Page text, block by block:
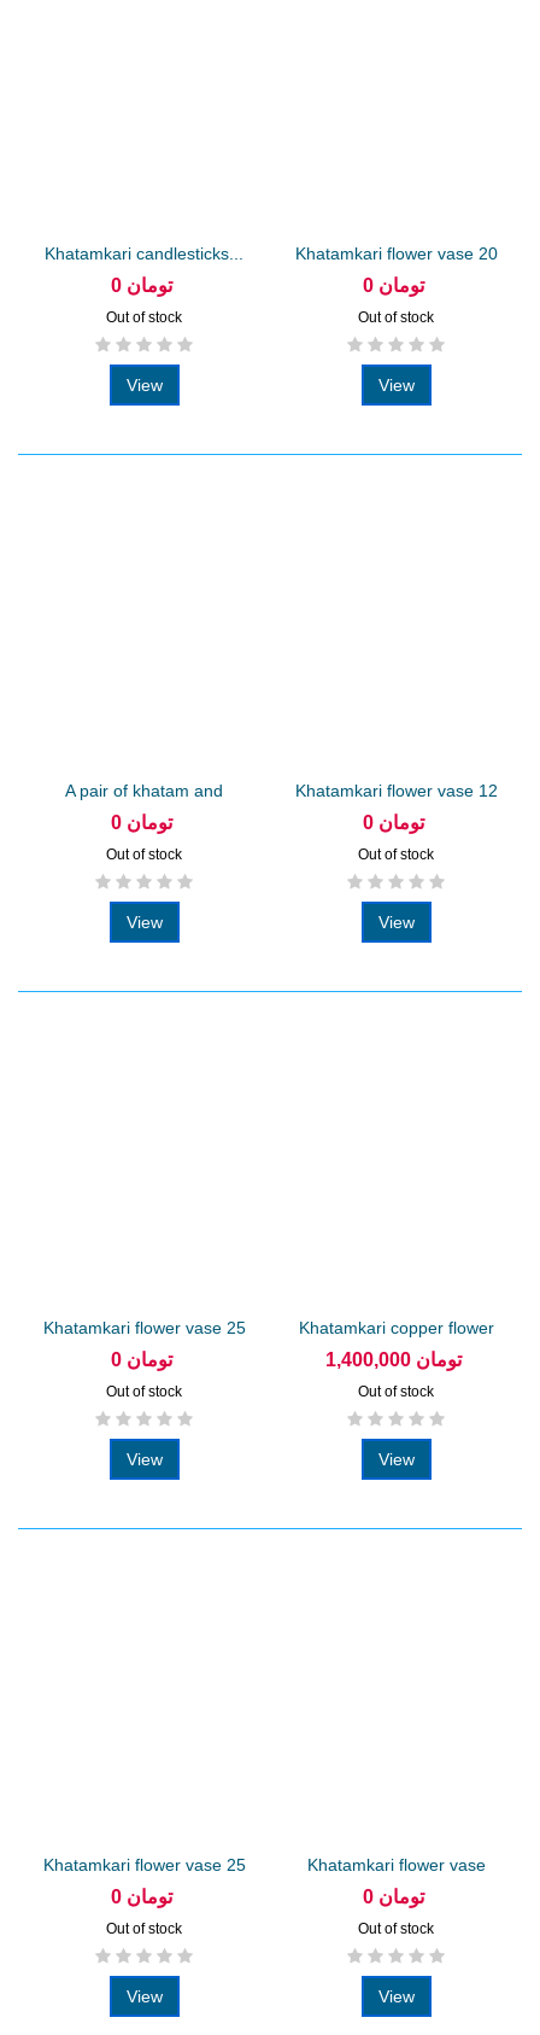
Khatamkari candlesticks...
0 تومان
Out of stock
View
Khatamkari flower vase 20
cm
0 تومان
Out of stock
View
A pair of khatam and
copper sake...
0 تومان
Out of stock
View
Khatamkari flower vase 12
cm...
0 تومان
Out of stock
View
Khatamkari flower vase 25
cm...
0 تومان
Out of stock
View
Khatamkari copper flower
vase 20 cm1,400,000 تومان
Out of stock
View
Khatamkari flower vase 25
cm
0 تومان
Out of stock
View
Khatamkari flower vase
solar 20 cm
0 تومان
Out of stock
View